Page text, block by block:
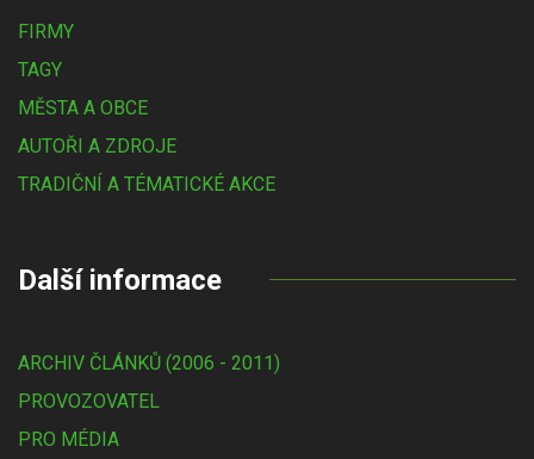
FIRMY
TAGY
MĚSTA A OBCE
AUTOŘI A ZDROJE
TRADIČNÍ A TÉMATICKÉ AKCE
Další informace
ARCHIV ČLÁNKŮ (2006 - 2011)
PROVOZOVATEL
PRO MÉDIA